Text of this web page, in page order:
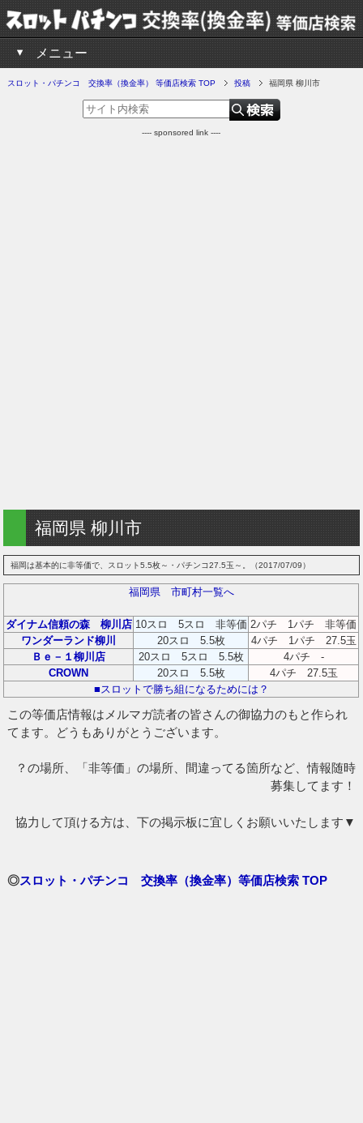
メニュー
スロット・パチンコ 交換率（換金率） 等価店検索 TOP 投稿 福岡県 柳川市
---- sponsored link ----
福岡県 柳川市
福岡は基本的に非等価で、スロット5.5枚～・パチンコ27.5玉～。（2017/07/09）
福岡県 市町村一覧へ
ダイナム信頼の森 柳川店 10スロ 5スロ 非等価 2パチ 1パチ 非等価
ワンダーランド柳川
20スロ 5.5枚
4パチ 1パチ 27.5玉
Ｂｅ－１柳川店
20スロ 5スロ 5.5枚
4パチ -
CROWN
20スロ 5.5枚
4パチ 27.5玉
■スロットで勝ち組になるためには？
この等価店情報はメルマガ読者の皆さんの御協力のもと作られ
てます。どうもありがとうございます。
？の場所、「非等価」の場所、間違ってる箇所など、情報随時
募集してます！
協力して頂ける方は、下の掲示板に宜しくお願いいたします▼
◎スロット・パチンコ 交換率（換金率）等価店検索 TOP